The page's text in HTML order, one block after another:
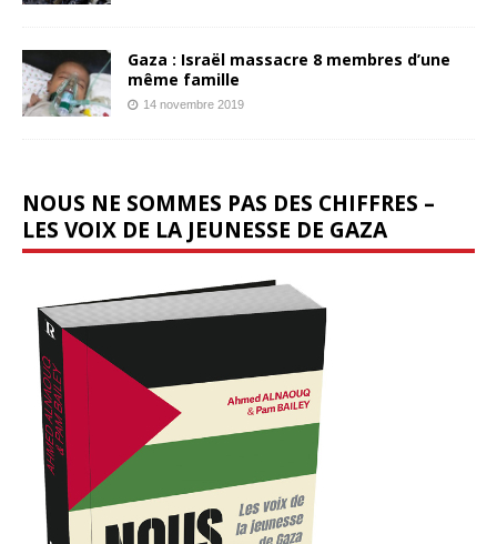
Gaza : Israël massacre 8 membres d’une
même famille
14 novembre 2019
NOUS NE SOMMES PAS DES CHIFFRES –
LES VOIX DE LA JEUNESSE DE GAZA